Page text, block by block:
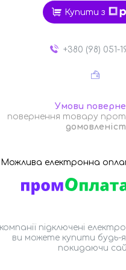
Купити з
+380 (98) 051-
повернення товару
підключені
ви можете купити будь-
покидаючи